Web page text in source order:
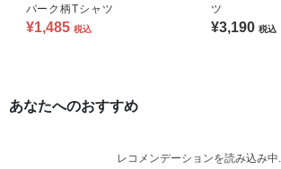
パーク柄Tシャツ
¥1,485 税込
ツ
¥3,190 税込
あなたへのおすすめ
レコメンデーションを読み込み中...